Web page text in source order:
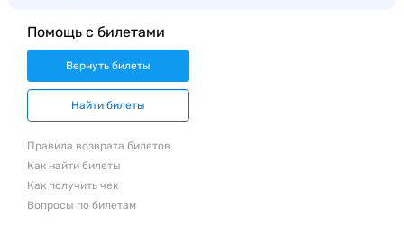
Помощь с билетами
Вернуть билеты
Найти билеты
Правила возврата билетов
Как найти билеты
Как получить чек
Вопросы по билетам